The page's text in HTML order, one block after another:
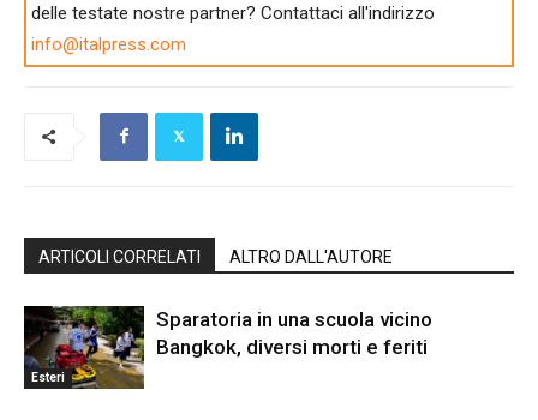
delle testate nostre partner? Contattaci all'indirizzo
info@italpress.com
ARTICOLI CORRELATI ALTRO DALL'AUTORE
Esteri
Sparatoria in una scuola vicino
Bangkok, diversi morti e feriti